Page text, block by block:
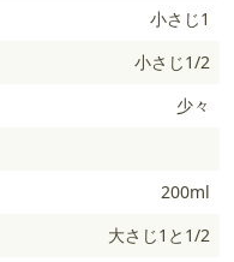
小さじ1
小さじ1/2
少々
200ml
大さじ1と1/2